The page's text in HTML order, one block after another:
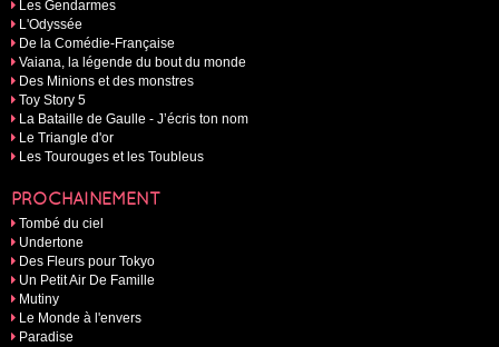
Les Gendarmes
L'Odyssée
De la Comédie-Française
Vaiana, la légende du bout du monde
Des Minions et des monstres
Toy Story 5
La Bataille de Gaulle - J’écris ton nom
Le Triangle d'or
Les Tourouges et les Toubleus
PROCHAINEMENT
Tombé du ciel
Undertone
Des Fleurs pour Tokyo
Un Petit Air De Famille
Mutiny
Le Monde à l'envers
Paradise